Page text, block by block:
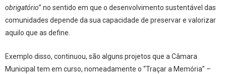
obrigatório” no sentido em que o desenvolvimento sustentável das
comunidades depende da sua capacidade de preservar e valorizar
aquilo que as define.
Exemplo disso, continuou, são alguns projetos que a Câmara
Municipal tem em curso, nomeadamente o “Traçar a Memória” –